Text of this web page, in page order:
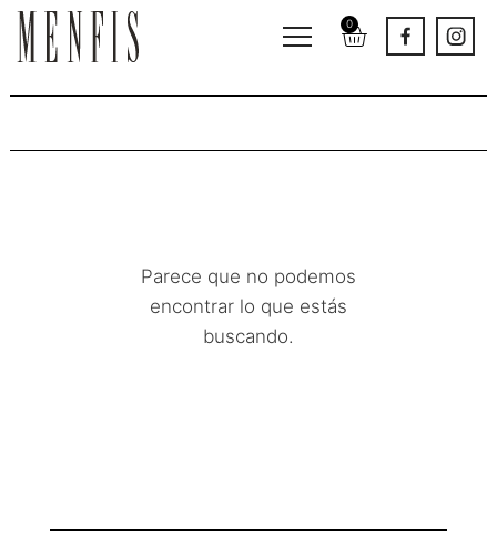
0
Parece que no podemos
encontrar lo que estás
buscando.